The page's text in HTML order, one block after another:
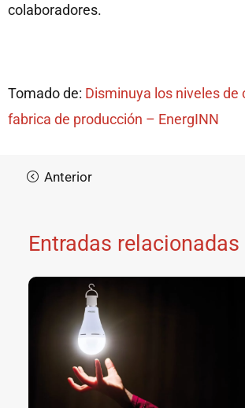
colaboradores.
Tomado de: Disminuya los niveles de
fabrica de producción – EnergINN
Entradas relacionadas